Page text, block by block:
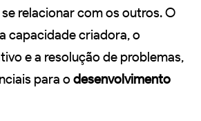
relacionar com os outros. O
capacidade criadora, o
e a resolução de problemas,
para o desenvolvimento